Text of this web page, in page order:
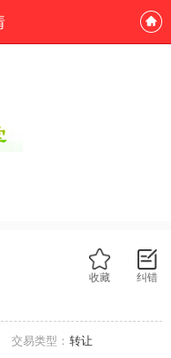
纠错
收藏
交易类型： 转让